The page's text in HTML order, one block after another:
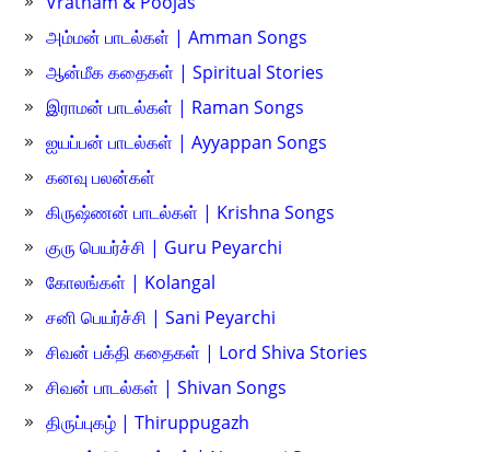
அம்மன் பாடல்கள் | Amman Songs
ஆன்மீக கதைகள் | Spiritual Stories
இராமன் பாடல்கள் | Raman Songs
ஐயப்பன் பாடல்கள் | Ayyappan Songs
கனவு பலன்கள்
கிருஷ்ணன் பாடல்கள் | Krishna Songs
குரு பெயர்ச்சி | Guru Peyarchi
கோலங்கள் | Kolangal
சனி பெயர்ச்சி | Sani Peyarchi
சிவன் பக்தி கதைகள் | Lord Shiva Stories
சிவன் பாடல்கள் | Shivan Songs
திருப்புகழ் | Thiruppugazh